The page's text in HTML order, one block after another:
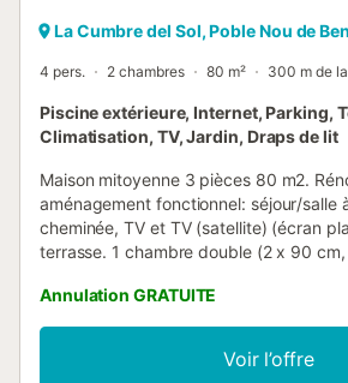
La Cumbre del Sol, Poble Nou de
4 pers. 2 chambres 80 m² 300 m de
Piscine extérieure, Internet, Parking,
Climatisation, TV, Jardin, Draps de lit
Maison mitoyenne 3 pièces 80 m2.
aménagement fonctionnel: séjour/salle
cheminée, TV et TV (satellite) (écran
terrasse. 1 chambre double (2 x 90
air-conditionné. Cuisine ouverte (four,
plaques vitrocéramiques, micro-ondes,
cafetière électrique). Douche/WC.
de terrasse. Superbe vue panoramique
Annulation GRATUITE
Voir l’offre